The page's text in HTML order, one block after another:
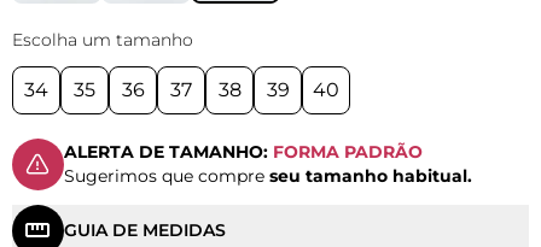
Escolha um tamanho
34 35 36 37 38 39 40
ALERTA DE TAMANHO: FORMA PADRÃO
Sugerimos que compre seu tamanho habitual.
GUIA DE MEDIDAS